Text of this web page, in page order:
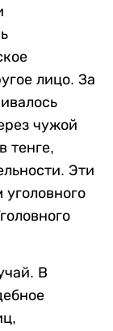
лицо. За
чужой
тенге,
Эти
уголовного
В